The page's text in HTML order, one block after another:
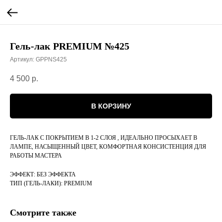
Гель-лак PREMIUM №425
Артикул: GPPNS425
4 500 р.
В КОРЗИНУ
ГЕЛЬ-ЛАК С ПОКРЫТИЕМ В 1-2 СЛОЯ , ИДЕАЛЬНО ПРОСЫХАЕТ В
ЛАМПЕ, НАСЫЩЕННЫЙ ЦВЕТ, КОМФОРТНАЯ КОНСИСТЕНЦИЯ ДЛЯ
РАБОТЫ МАСТЕРА
ЭФФЕКТ: БЕЗ ЭФФЕКТА
ТИП (ГЕЛЬ-ЛАКИ): PREMIUM
Смотрите также